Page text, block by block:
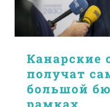
Канарские
получат
большой